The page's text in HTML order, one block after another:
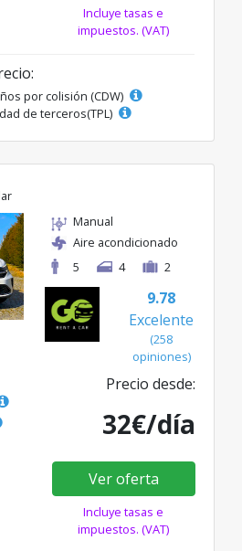
Incluye tasas e
impuestos. (VAT)
por colisión (CDW)
de terceros(TPL)
Manual
Aire acondicionado
5
4 2
9.78
Excelente
(258
opiniones)
Precio desde:
32€/día
Ver oferta
Incluye tasas e
impuestos. (VAT)